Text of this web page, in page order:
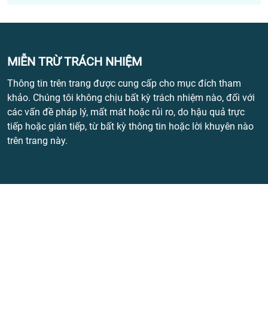
MIỄN TRỪ TRÁCH NHIỆM
Thông tin trên trang được cung cấp cho mục đích tham
khảo. Chúng tôi không chịu bất kỳ trách nhiệm nào, đối với
các vấn đề pháp lý, mất mát hoặc rủi ro, do hậu quả trực
tiếp hoặc gián tiếp, từ bất kỳ thông tin hoặc lời khuyên nào
trên trang này.